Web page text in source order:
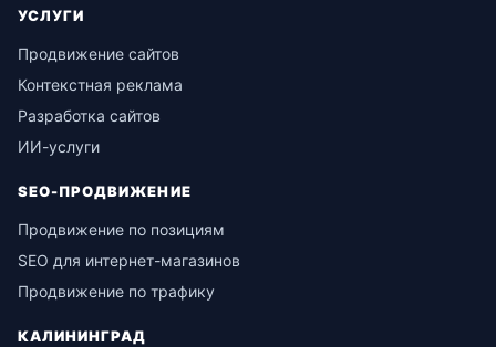
УСЛУГИ
Продвижение сайтов
Контекстная реклама
Разработка сайтов
ИИ-услуги
SEO-ПРОДВИЖЕНИЕ
Продвижение по позициям
SEO для интернет-магазинов
Продвижение по трафику
КАЛИНИНГРАД